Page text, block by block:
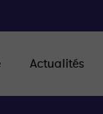
Actualités